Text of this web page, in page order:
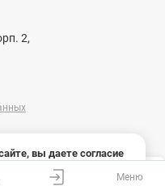
вы даете согласие
cookies и сбор данных
2,
характер и не является
Статьи 437
Меню